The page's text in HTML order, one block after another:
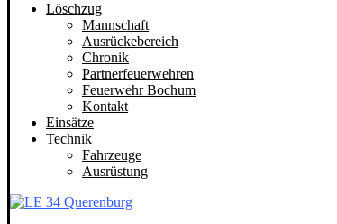
Löschzug
Mannschaft
Ausrückebereich
Chronik
Partnerfeuerwehren
Feuerwehr Bochum
Kontakt
Einsätze
Technik
Fahrzeuge
Ausrüstung